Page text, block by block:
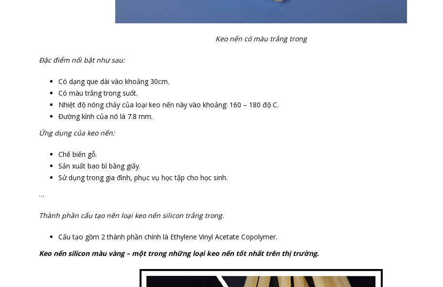
Keo nến có màu trắng trong
Đặc điểm nổi bật như sau:
Có dạng que dài vào khoảng 30cm.
Có màu trắng trong suốt.
Nhiệt độ nóng chảy của loại keo nến này vào khoảng: 160 – 180 độ C.
Đường kính của nó là 7.8 mm.
Ứng dụng của keo nến:
Chế biến gỗ.
Sản xuất bao bì bằng giấy.
Sử dụng trong gia đình, phục vụ học tập cho học sinh.
…
Thành phần cấu tạo nên loại keo nến silicon trắng trong.
Cấu tạo gồm 2 thành phần chính là Ethylene Vinyl Acetate Copolymer.
Keo nến silicon màu vàng – một trong những loại keo nến tốt nhất trên thị trường.